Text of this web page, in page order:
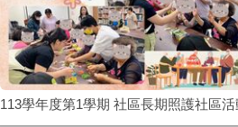
113學年度第1學期 社區長期照護社區